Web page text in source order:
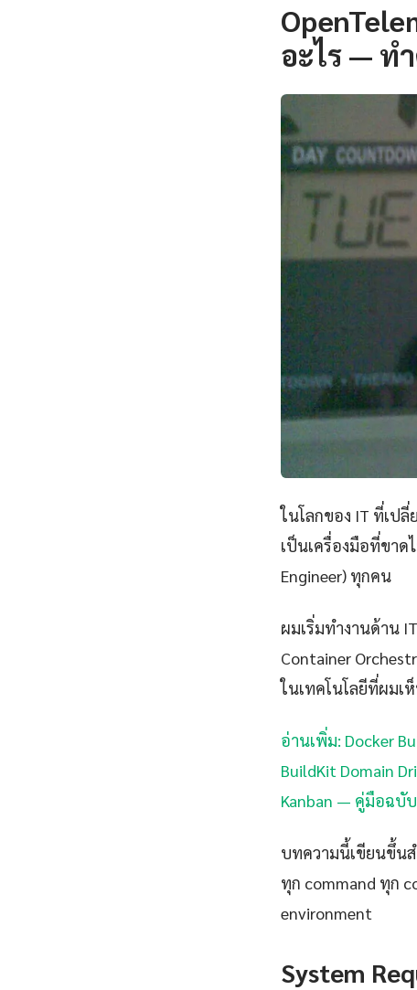
อะไร — ท
ในโลกของ IT ที่เปลี่
เป็นเครื่องมือที่ขาด
Engineer) ทุกคน
ผมเริ่มทำงานด้าน
Container
ในเทคโนโลยีที่ผมเ
อ่านเพิ่ม: Docker
BuildKit Domain
Kanban — คู่มือฉบั
บทความนี้เขียนขึ้น
ทุก command ทุก
environment
System